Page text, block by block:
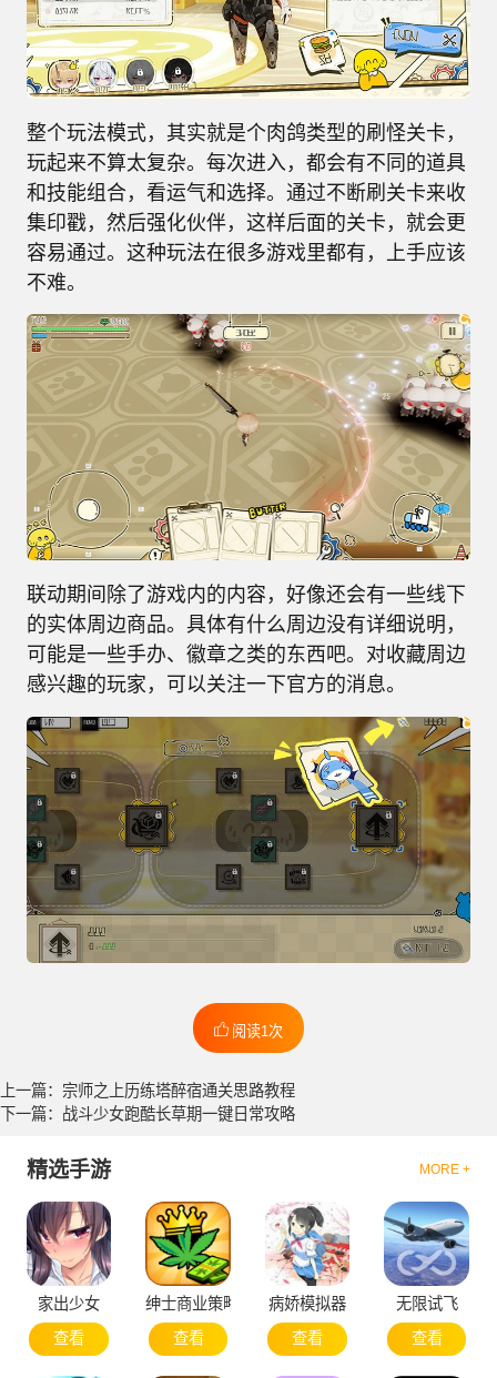
整个玩法模式，其实就是个肉鸽类型的刷怪关卡，
玩起来不算太复杂。每次进入，都会有不同的道具
和技能组合，看运气和选择。通过不断刷关卡来收
集印戳，然后强化伙伴，这样后面的关卡，就会更
容易通过。这种玩法在很多游戏里都有，上手应该
不难。
联动期间除了游戏内的内容，好像还会有一些线下
的实体周边商品。具体有什么周边没有详细说明，
可能是一些手办、徽章之类的东西吧。对收藏周边
感兴趣的玩家，可以关注一下官方的消息。
阅读1次
上一篇：宗师之上历练塔醉宿通关思路教程
下一篇：战斗少女跑酷长草期一键日常攻略
精选手游 MORE +
家出少女
查看
绅士商业策略
查看
病娇模拟器
查看
无限试飞
查看